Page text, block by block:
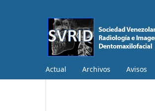
Actual Archivos Avisos